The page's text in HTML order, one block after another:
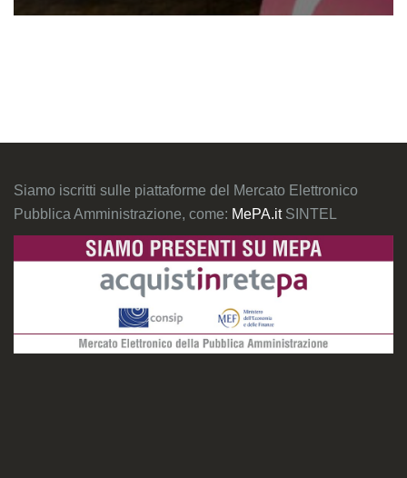
Siamo iscritti sulle piattaforme del Mercato Elettronico
Pubblica Amministrazione, come: MePA.it SINTEL